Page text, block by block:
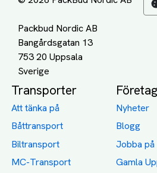
Packbud Nordic AB
Bangårdsgatan 13
753 20 Uppsala
Transporter
Att tänka på
Båttransport
Biltransport
MC-Transport
Nyheter
Blogg
Jobba på
Gamla